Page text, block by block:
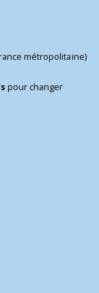
métropolitaine)
pour changer